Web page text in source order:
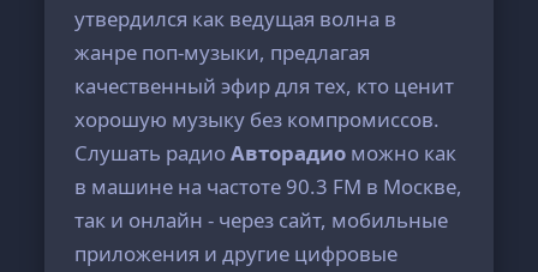
утвердился как ведущая волна в
жанре поп-музыки, предлагая
качественный эфир для тех, кто ценит
хорошую музыку без компромиссов.
Слушать радиоАвторадио можно как
в машине на частоте 90.3 FM в Москве,
так и онлайн - через сайт, мобильные
приложения и другие цифровые